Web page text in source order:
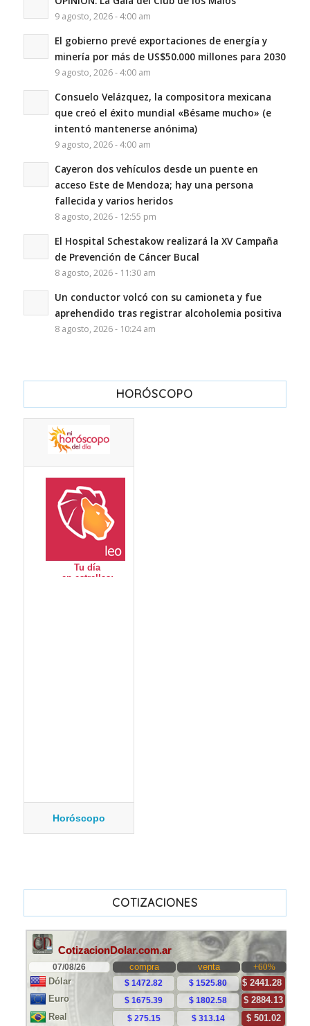
9 agosto, 2026 - 4:00 am
El gobierno prevé exportaciones de energía y
minería por más de US$50.000 millones para 2030
9 agosto, 2026 - 4:00 am
Consuelo Velázquez, la compositora mexicana
que creó el éxito mundial «Bésame mucho» (e
intentó mantenerse anónima)
9 agosto, 2026 - 4:00 am
Cayeron dos vehículos desde un puente en
acceso Este de Mendoza; hay una persona
fallecida y varios heridos
8 agosto, 2026 - 12:55 pm
El Hospital Schestakow realizará la XV Campaña
de Prevención de Cáncer Bucal
8 agosto, 2026 - 11:30 am
Un conductor volcó con su camioneta y fue
aprehendido tras registrar alcoholemia positiva
8 agosto, 2026 - 10:24 am
HORÓSCOPO
Horóscopo
COTIZACIONES